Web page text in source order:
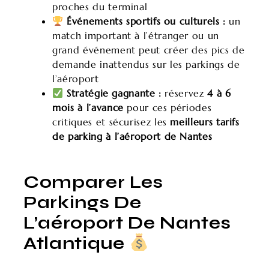
proches du terminal
Événements sportifs ou culturels : un
match important à l’étranger ou un
grand événement peut créer des pics de
demande inattendus sur les parkings de
l’aéroport
Stratégie gagnante : réservez4 à 6
mois à l’avance pour ces périodes
critiques et sécurisez les meilleurs tarifs
de parking à l’aéroport de Nantes
Comparer Les
Parkings De
L’aéroport De Nantes
Atlantique